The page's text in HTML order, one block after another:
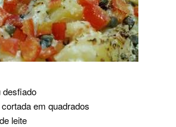
desfiado
em quadrados
leite